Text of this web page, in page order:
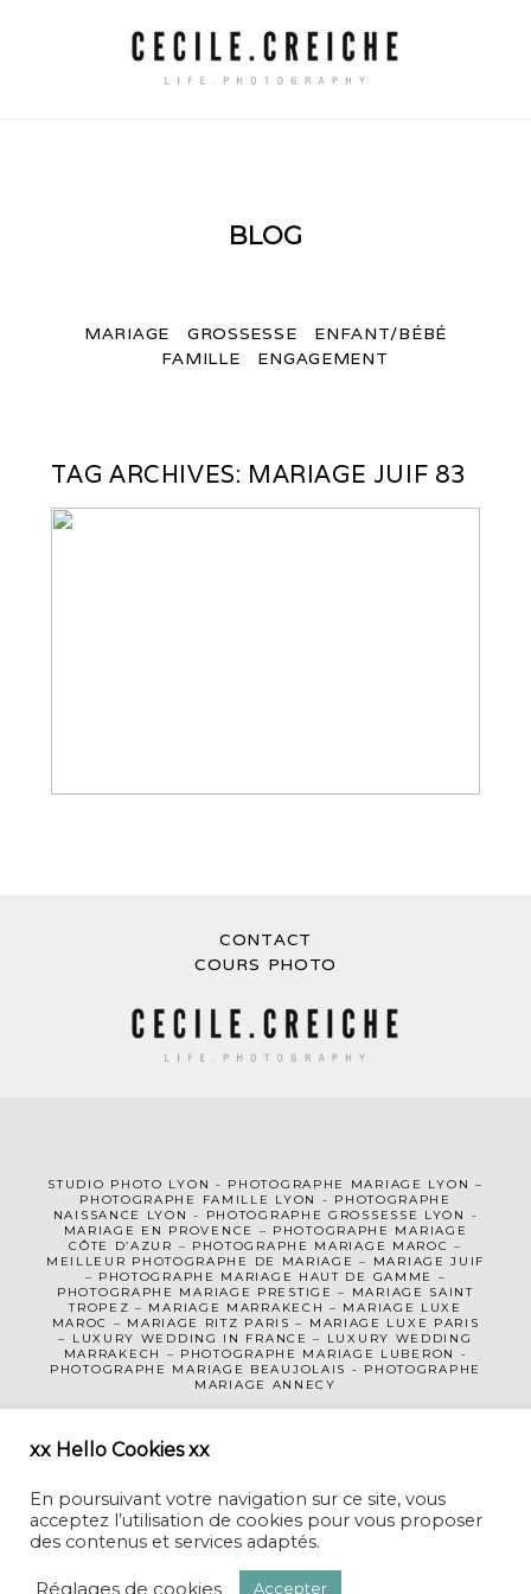
BLOG
MARIAGE GROSSESSE
ENFANT/BÉBÉ
FAMILLE
ENGAGEMENT
TAG ARCHIVES: MARIAGE JUIF 83
CONTACT
COURS PHOTO
STUDIO PHOTO LYON - PHOTOGRAPHE MA RIAGE LYON –
PHOTOGRAPHE FAMILLE LYON
- PHOTOGRAPHE
NAISSANCE LYON - PHOTOGRAPHE GROSSESSE LYON
-
MARIAGE EN PROVENCE
– PHOTOGRAPHE MARIAGE
CÔTE D’AZUR – PHOTOGRAPHE MARIAGE MAROC –
MEILLEUR PHOTOGRAPHE DE MARIAGE – MARIAGE JUIF
– PHOTOGRAPHE MARIAGE HAUT DE GAMME
–
PHOTOGRAPHE MARIAGE PRESTIGE – MARIAGE SAINT
TROPEZ – MARIAGE MARRAKECH – MARIAGE LUXE
MAROC
– MARIAGE RITZ PARIS – MARIAGE LUXE PARIS
– LUXURY WEDDING IN FRANCE – LUXURY WEDDING
MARRAKECH – PHOTOGRAPHE MARIAGE LUBERON -
PHOTOGRAPHE MARIAGE BEAUJOLAIS - PHOTOGRAPHE
MARIAGE ANNECY
xx Hello Cookies xx
En poursuivant votre navigation sur ce site, vous
acceptez l’utilisation de cookies pour vous proposer
des contenus et services adaptés.
Réglages de cookies Accepter